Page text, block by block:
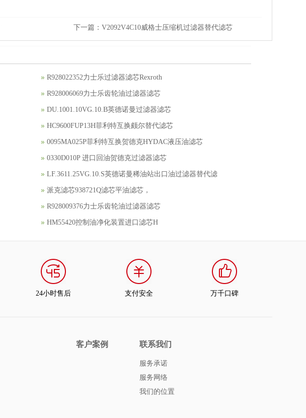
下一篇： V2092V4C10威格士压缩机过滤器替代滤芯
R928022352力士乐过滤器滤芯Rexroth
R928006069力士乐齿轮油过滤器滤芯
DU.1001.10VG.10.B英德诺曼过滤器滤芯
HC9600FUP13H菲利特互换颇尔替代滤芯
0095MA025P菲利特互换贺德克HYDAC液压油滤芯
0330D010P 进口回油贺德克过滤器滤芯
LF.3611.25VG.10.S英德诺曼稀油站出口油过滤器替代滤
派克滤芯938721Q滤芯平油滤芯，
R928009376力士乐齿轮油过滤器滤芯
HM55420控制油净化装置进口滤芯H
24小时售后 支付安全 万千口碑
客户案例 联系我们
服务承诺
服务网络
我们的位置